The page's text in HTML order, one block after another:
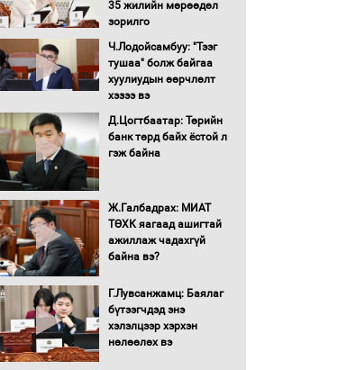
үүсвэрээс худалдан авах
Бүх шатанд хэмнэлтийн
горимд шилжиж, найр
гадаад томилолтыг
хориглолоо
Засгийн газрын ээлжит
хуралдаан болж байна
Автомашинд улсын
дугаарын тэгш,
сондгойгоор шатахуун
35 жилийн мөрөөдөл
зорилго
Ч.Лодойсамбуу: "Тээг
тушаа" болж байгаа
хуулиудын өөрчлөлт
хэзээ вэ
Д.Цогтбаатар: Төрийн
банк төрд байх ёстой л
гэж байна
Ж.Галбадрах: МИАТ
ТӨХК яагаад ашигтай
ажиллаж чадахгүй
байна вэ?
Г.Лувсанжамц: Баялаг
бүтээгчдэд энэ
хэлэлцээр хэрхэн
нөлөөлөх вэ